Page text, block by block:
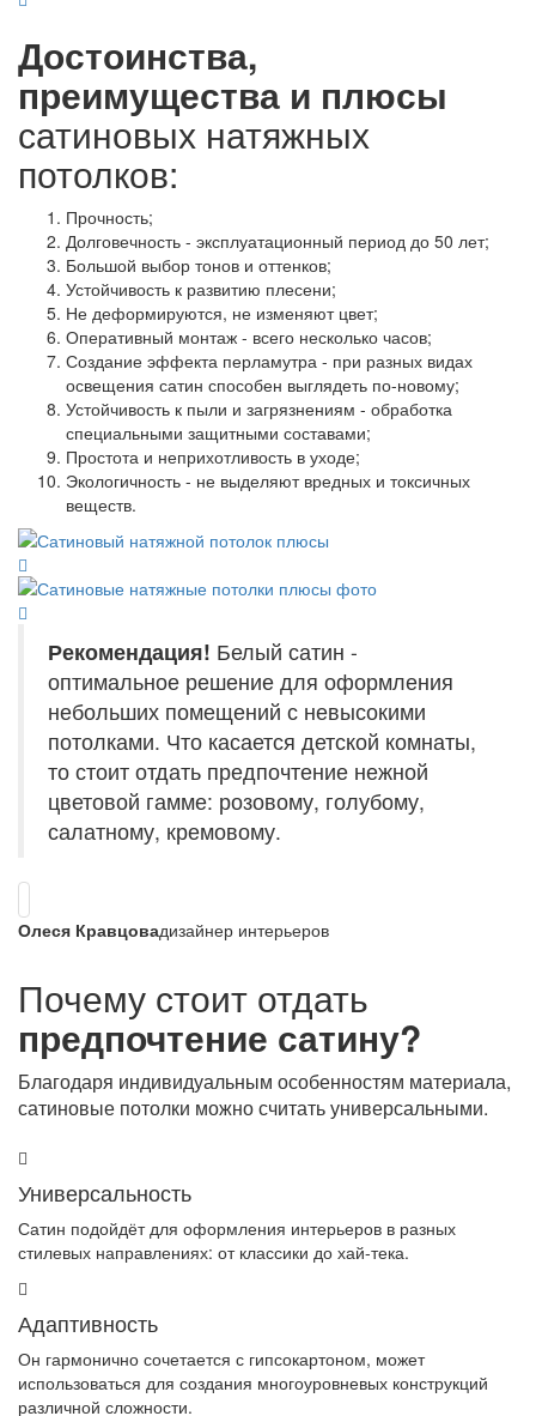
Достоинства,
преимущества и плюсы
сатиновых натяжных
потолков:
Прочность;
Долговечность - эксплуатационный период до 50 лет;
Большой выбор тонов и оттенков;
Устойчивость к развитию плесени;
Не деформируются, не изменяют цвет;
Оперативный монтаж - всего несколько часов;
Создание эффекта перламутра - при разных видах
освещения сатин способен выглядеть по-новому;
Устойчивость к пыли и загрязнениям - обработка
специальными защитными составами;
Простота и неприхотливость в уходе;
Экологичность - не выделяют вредных и токсичных
веществ.
Рекомендация! Белый сатин -
оптимальное решение для оформления
небольших помещений с невысокими
потолками. Что касается детской комнаты,
то стоит отдать предпочтение нежной
цветовой гамме: розовому, голубому,
салатному, кремовому.
Олеся Кравцовадизайнер интерьеров
Почему стоит отдать
предпочтение сатину?
Благодаря индивидуальным особенностям материала,
сатиновые потолки можно считать универсальными.
Универсальность
Сатин подойдёт для оформления интерьеров в разных
стилевых направлениях: от классики до хай-тека.
Адаптивность
Он гармонично сочетается с гипсокартоном, может
использоваться для создания многоуровневых конструкций
различной сложности.